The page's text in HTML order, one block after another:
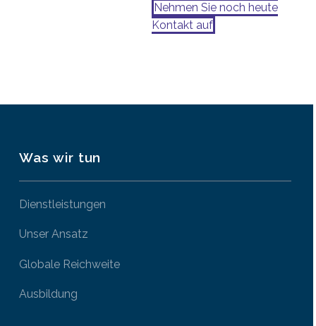
Nehmen Sie noch heute
Kontakt auf
Was wir tun
Dienstleistungen
Unser Ansatz
Globale Reichweite
Ausbildung